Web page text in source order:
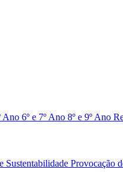
Ano 6º e 7º Ano 8º e 9º Ano
Sustentabilidade Provocação